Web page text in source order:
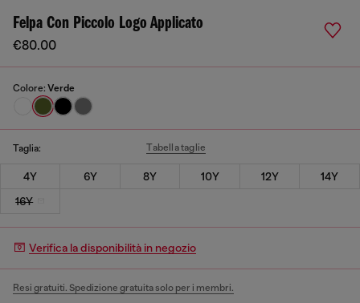
Felpa Con Piccolo Logo Applicato
€80.00
Colore: Verde
Taglia: Tabella taglie
4Y 6Y 8Y 10Y 12Y
14Y
16Y
Verifica la disponibilità in negozio
Resi gratuiti. Spedizione gratuita solo per i membri.